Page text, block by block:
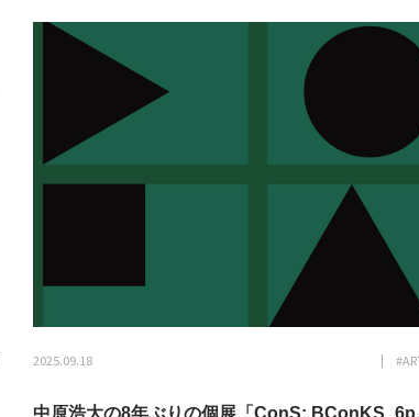
2025.09.18
中原浩大の8年ぶりの個展「ConS: BConKS_6p,